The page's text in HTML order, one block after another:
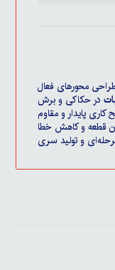
محورهای فعال
در حکاکی و برش
پایدار و مقاوم
قطعه و کاهش خطا
و تولید سری